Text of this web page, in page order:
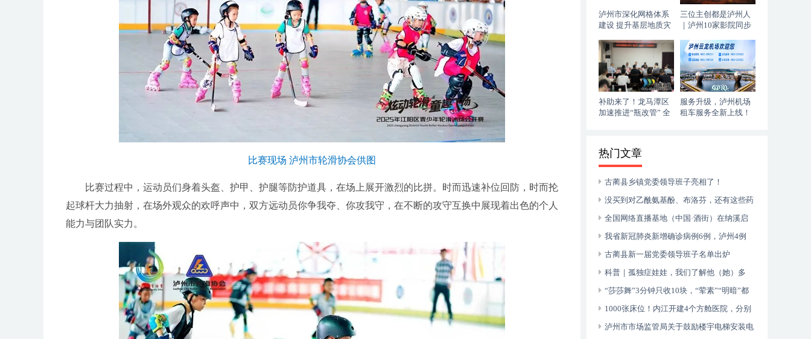
比赛现场 泸州市轮滑协会供图
比赛过程中，运动员们身着头盔、护甲、护腿等防护道具，在场上展开激烈的比拼。时而迅速补位回防，时而抡
起球杆大力抽射，在场外观众的欢呼声中，双方远动员你争我夺、你攻我守，在不断的攻守互换中展现着出色的个人
能力与团队实力。
泸州市深化网格体系
建设 提升基层地质灾
三位主创都是泸州人
｜泸州10家影院同步
今日登陆全国院线
补助来了！龙马潭区
加速推进“瓶改管” 全
服务升级，泸州机场
租车服务全新上线！
热门文章
古蔺县乡镇党委领导班子亮相了！
没买到对乙酰氨基酚、布洛芬，还有这些药
可以临时替代
全国网络直播基地（中国·酒街）在纳溪启
动运行
我省新冠肺炎新增确诊病例6例，泸州4例
古蔺县新一届党委领导班子名单出炉
科普｜孤独症娃娃，我们了解他（她）多
少？
“莎莎舞”3分钟只收10块，“荤素”“明暗”都
有，还可以······
1000张床位！内江开建4个方舱医院，分别
位于——
泸州市市场监管局关于鼓励楼宇电梯安装电